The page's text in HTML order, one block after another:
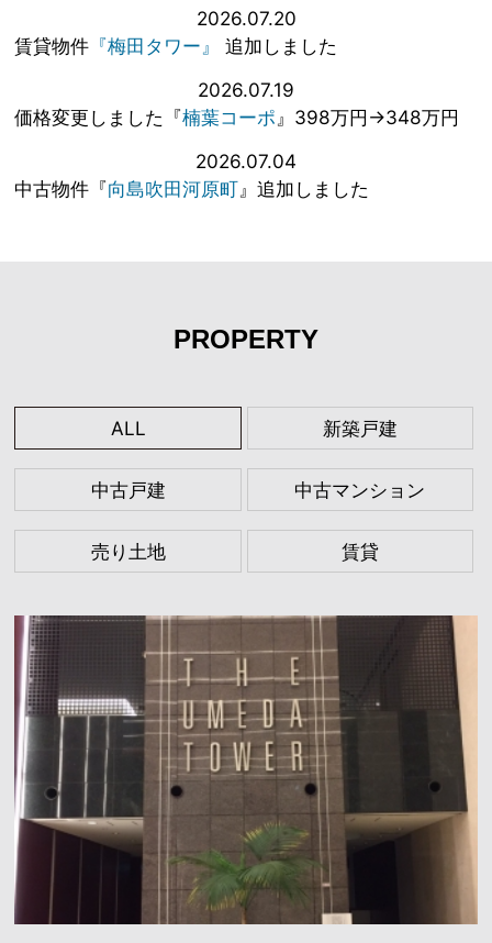
2026.07.20
賃貸物件 『梅田タワー』
追加しました
2026.07.19
価格変更しました『楠葉コーポ』398万円→348万円
2026.07.04
中古物件『向島吹田河原町』追加しました
PROPERTY
ALL 新築戸建
中古戸建 中古マンション
売り土地 賃貸